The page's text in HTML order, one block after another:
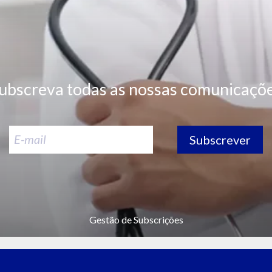
todas as nossas
Subscrever
Gestão de Subscrições